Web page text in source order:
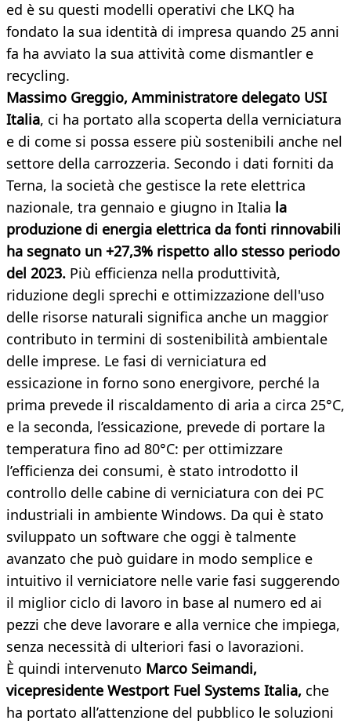
ed è su questi modelli operativi che LKQ ha
fondato la sua identità di impresa quando 25 anni
fa ha avviato la sua attività come dismantler e
recycling.
Massimo Greggio, Amministratore delegato USI
Italia, ci ha portato alla scoperta della verniciatura
e di come si possa essere più sostenibili anche nel
settore della carrozzeria. Secondo i dati forniti da
Terna, la società che gestisce la rete elettrica
nazionale, tra gennaio e giugno in Italia la
produzione di energia elettrica da fonti rinnovabili
ha segnato un +27,3% rispetto allo stesso periodo
del 2023. Più efficienza nella produttività,
riduzione degli sprechi e ottimizzazione dell'uso
delle risorse naturali significa anche un maggior
contributo in termini di sostenibilità ambientale
delle imprese. Le fasi di verniciatura ed
essicazione in forno sono energivore, perché la
prima prevede il riscaldamento di aria a circa 25°C,
e la seconda, l’essicazione, prevede di portare la
temperatura fino ad 80°C: per ottimizzare
l’efficienza dei consumi, è stato introdotto il
controllo delle cabine di verniciatura con dei PC
industriali in ambiente Windows. Da qui è stato
sviluppato un software che oggi è talmente
avanzato che può guidare in modo semplice e
intuitivo il verniciatore nelle varie fasi suggerendo
il miglior ciclo di lavoro in base al numero ed ai
pezzi che deve lavorare e alla vernice che impiega,
senza necessità di ulteriori fasi o lavorazioni.
È quindi intervenuto Marco Seimandi,
vicepresidente Westport Fuel Systems Italia, che
ha portato all’attenzione del pubblico le soluzioni